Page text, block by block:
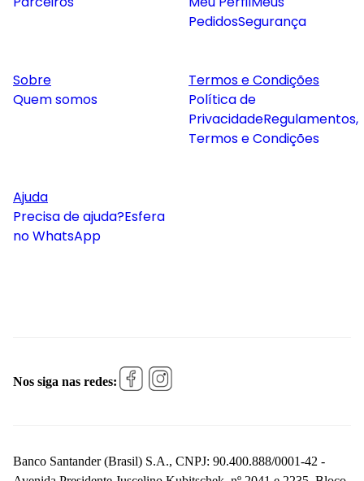
PedidosSegurança
Sobre
Quem somos
Termos e Condições
Política de
PrivacidadeRegulamentos,
Termos e Condições
Ajuda
Precisa de ajuda?Esfera
no WhatsApp
Nos siga nas redes:
Banco Santander (Brasil) S.A., CNPJ: 90.400.888/0001-42 -